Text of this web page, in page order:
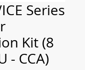
Series
Kit (8
- CCA)